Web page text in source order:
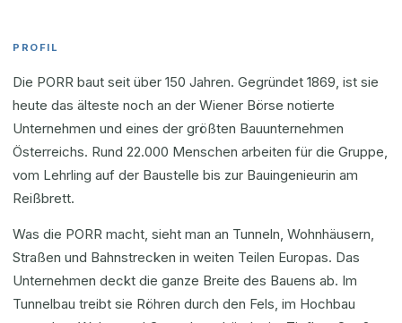
PROFIL
Die PORR baut seit über 150 Jahren. Gegründet 1869, ist sie
heute das älteste noch an der Wiener Börse notierte
Unternehmen und eines der größten Bauunternehmen
Österreichs. Rund 22.000 Menschen arbeiten für die Gruppe,
vom Lehrling auf der Baustelle bis zur Bauingenieurin am
Reißbrett.
Was die PORR macht, sieht man an Tunneln, Wohnhäusern,
Straßen und Bahnstrecken in weiten Teilen Europas. Das
Unternehmen deckt die ganze Breite des Bauens ab. Im
Tunnelbau treibt sie Röhren durch den Fels, im Hochbau